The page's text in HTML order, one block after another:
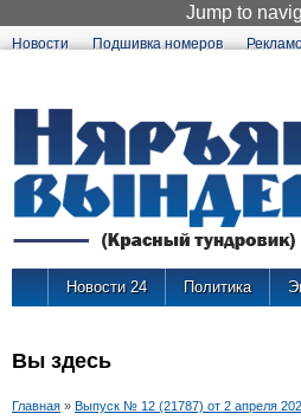
Jump to
Новости Подшивка номеров
Новости 24 Политика
Вы здесь
Главная » Выпуск № 12 (21787) от 2 апреля